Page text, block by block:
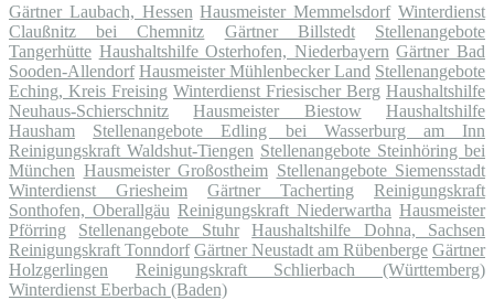
Gärtner Laubach, Hessen Hausmeister Memmelsdorf Winterdienst
Claußnitz bei Chemnitz
Gärtner Billstedt
Stellenangebote
Tangerhütte Haushaltshilfe Osterhofen, Niederbayern Gärtner Bad
Sooden-Allendorf Hausmeister Mühlenbecker Land Stellenangebote
Eching, Kreis Freising Winterdienst Friesischer Berg Haushaltshilfe
Neuhaus-Schierschnitz
Hausmeister Biestow
Haushaltshilfe
Hausham
Stellenangebote Edling bei Wasserburg am Inn
Reinigungskraft Waldshut-Tiengen Stellenangebote Steinhöring bei
München Hausmeister Großostheim Stellenangebote Siemensstadt
Winterdienst Griesheim
Gärtner Tacherting
Reinigungskraft
Sonthofen, Oberallgäu Reinigungskraft Niederwartha Hausmeister
Pförring
Stellenangebote Stuhr
Haushaltshilfe Dohna, Sachsen
Reinigungskraft Tonndorf Gärtner Neustadt am Rübenberge Gärtner
Holzgerlingen
Reinigungskraft Schlierbach (Württemberg)
Winterdienst Eberbach (Baden)